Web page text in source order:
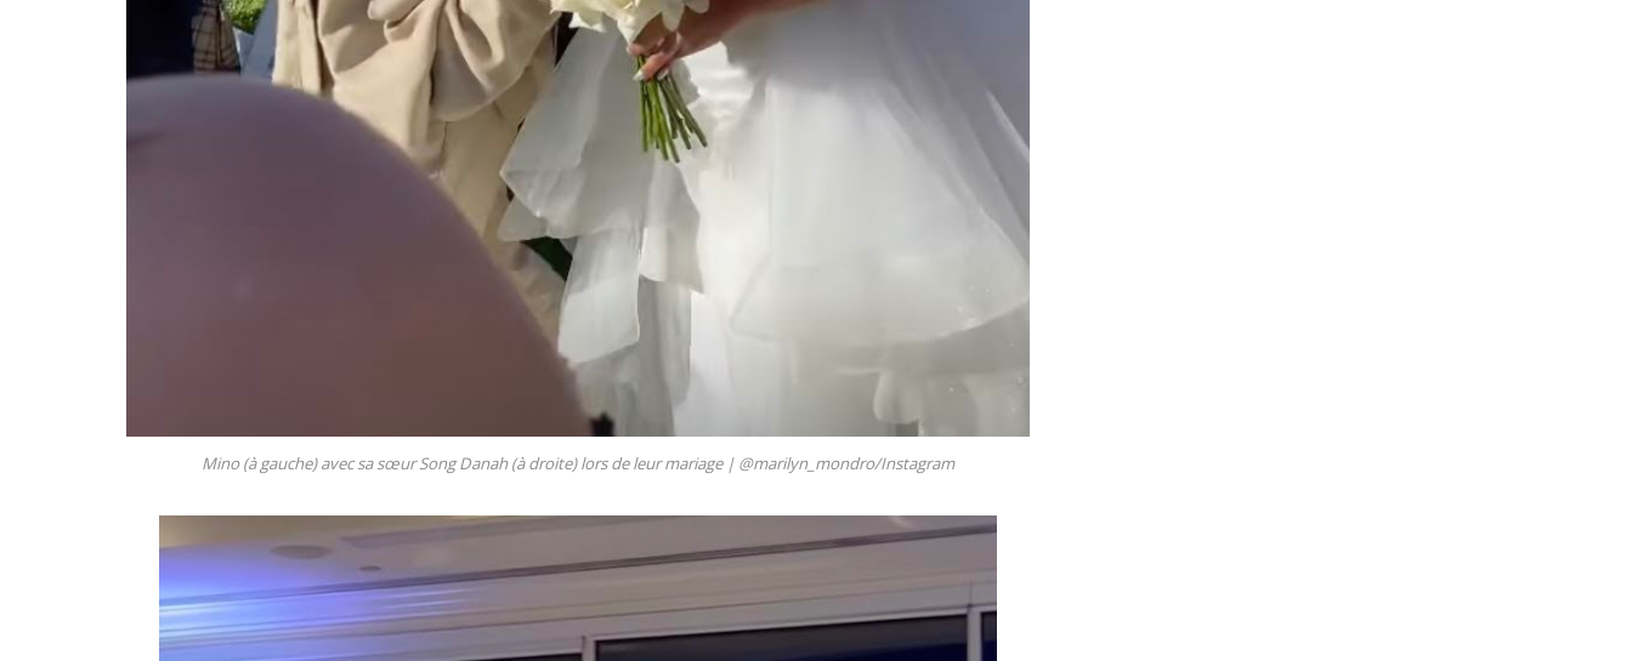
Mino (à gauche) avec sa sœur Song Danah (à droite) lors de leur mariage | @marilyn_mondro/Instagram